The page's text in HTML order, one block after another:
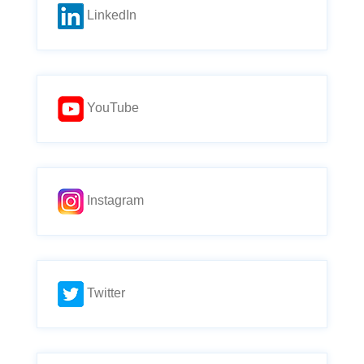
LinkedIn
YouTube
Instagram
Twitter